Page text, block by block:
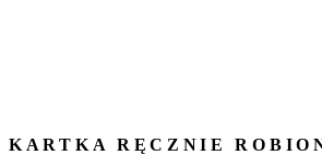
KARTKA RĘCZNIE